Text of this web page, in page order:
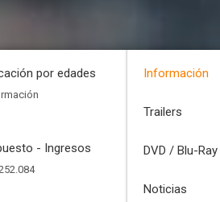
por edades
- Ingresos
Información
Trailers
DVD / Blu-Ray
Noticias